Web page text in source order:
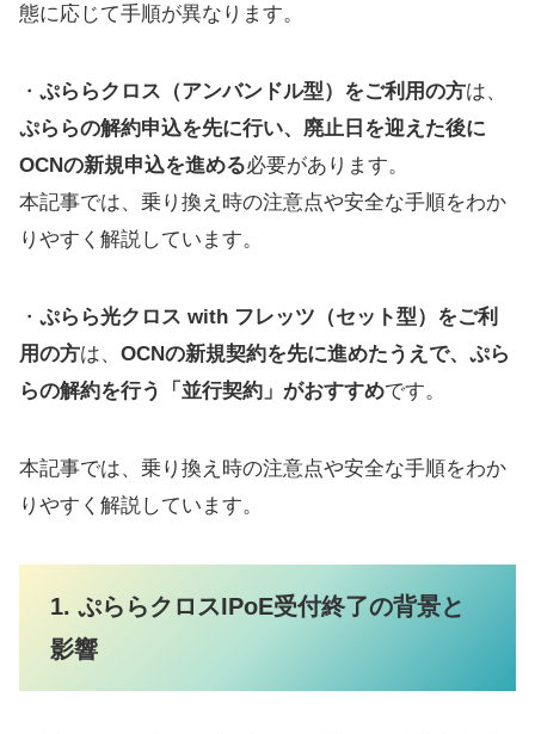
態に応じて手順が異なります。
・ ぷららクロス（アンバンドル型）をご利用の方は、
ぷららの解約申込を先に行い、廃止日を迎えた後に
OCNの新規申込を進める必要があります。
本記事では、乗り換え時の注意点や安全な手順をわか
りやすく解説しています。
・ ぷらら光クロス with フレッツ（セット型）をご利
用の方は、 OCNの新規契約を先に進めたうえで、ぷら
らの解約を行う「並行契約」がおすすめです。
本記事では、乗り換え時の注意点や安全な手順をわか
りやすく解説しています。
1. ぷららクロスIPoE受付終了の背景と
影響